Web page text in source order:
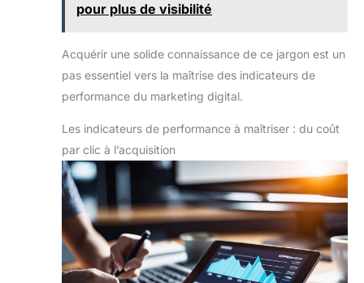
pour plus de visibilité
Acquérir une solide connaissance de ce jargon est un
pas essentiel vers la maîtrise des indicateurs de
performance du marketing digital.
Les indicateurs de performance à maîtriser : du coût
par clic à l’acquisition